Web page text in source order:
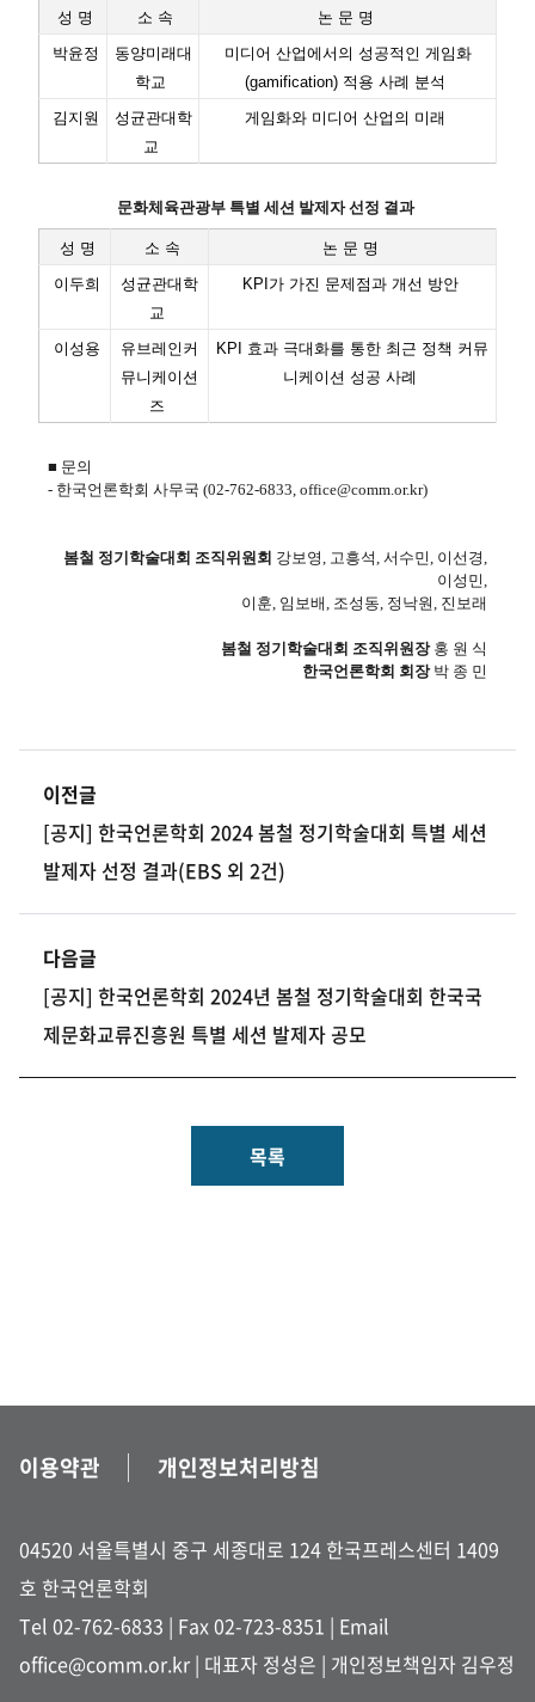
성 명 소 속
논 문 명
박윤정
동양미래대
학교
미디어 산업에서의 성공적인 게임화
(gamification) 적용 사례 분석
김지원
성균관대학
교
게임화와 미디어 산업의 미래​
문화체육관광부 특별 세션 발제자 선정 결과
성 명 소 속
논 문 명
이두희
성균관대학
교
KPI가 가진 문제점과 개선 방안
이성용
유브레인커
뮤니케이션
즈
​KPI 효과 극대화를 통한 최근 정책 커뮤
니케이션 성공 사례
■ 문의
- 한국언론학회 사무국 (02-762-6833, office@comm.or.kr)
봄철 정기학술대회 조직위원회 강보영, 고흥석, 서수민, 이선경,
이성민,
이훈, 임보배, 조성동, 정낙원, 진보래
봄철 정기학술대회 조직위원장홍 원 식
한국언론학회 회장박 종 민
이전글
[공지] 한국언론학회 2024 봄철 정기학술대회 특별 세션
발제자 선정 결과(EBS 외 2건)
다음글
[공지] 한국언론학회 2024년 봄철 정기학술대회 한국국
제문화교류진흥원 특별 세션 발제자 공모
목록
이용약관 개인정보처리방침
04520 서울특별시 중구 세종대로 124 한국프레스센터 1409
호 한국언론학회
Tel 02-762-6833 | Fax 02-723-8351 | Email
office@comm.or.kr | 대표자 정성은 | 개인정보책임자 김우정